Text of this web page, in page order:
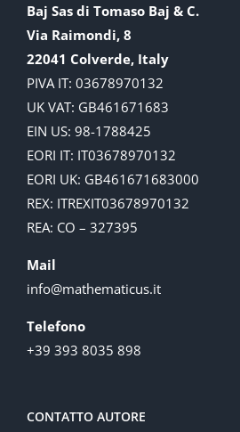
Baj Sas di Tomaso Baj & C.
Via Raimondi, 8
22041 Colverde, Italy
PIVA IT: 03678970132
UK VAT: GB461671683
EIN US: 98-1788425
EORI IT: IT03678970132
EORI UK: GB461671683000
REX: ITREXIT03678970132
REA: CO – 327395
Mail
info@mathematicus.it
Telefono
+39 393 8035 898
CONTATTO AUTORE